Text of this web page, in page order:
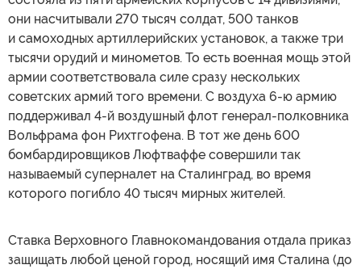
они насчитывали 270 тысяч солдат, 500 танков
и самоходных артиллерийских установок, а также три
тысячи орудий и минометов. То есть военная мощь этой
армии соответствовала силе сразу нескольких
советских армий того времени. С воздуха 6-ю армию
поддерживал 4-й воздушный флот генерал-полковника
Вольфрама фон Рихтгофена. В тот же день 600
бомбардировщиков Люфтваффе совершили так
называемый суперналет на Сталинград, во время
которого погибло 40 тысяч мирных жителей.
Ставка Верховного Главнокомандования отдала приказ
защищать любой ценой город, носящий имя Сталина (до